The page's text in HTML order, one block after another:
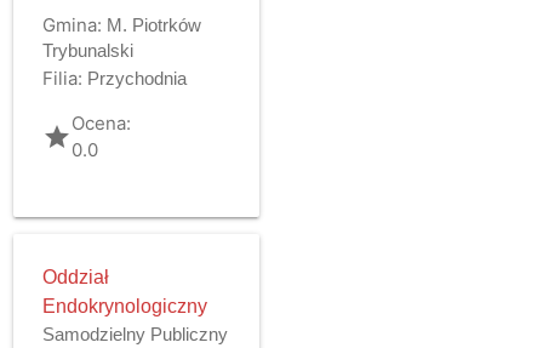
Gmina: M. Piotrków
Trybunalski
Filia: Przychodnia
gradeOcena:
0.0
Oddział
Endokrynologiczny
Samodzielny Publiczny